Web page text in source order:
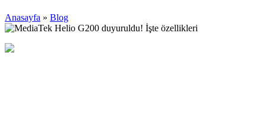
Anasayfa » Blog